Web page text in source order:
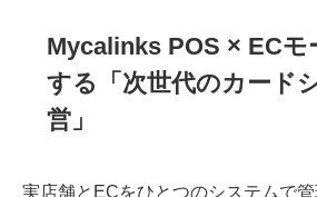
Mycalinks POS × ECモ
する「次世代のカード
営」
実店舗とECをひとつのシステムで